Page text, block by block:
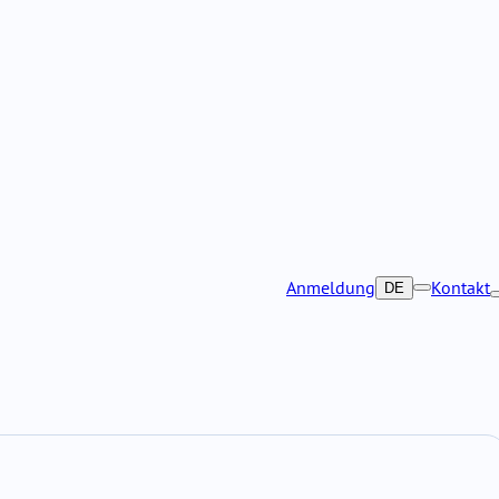
Anmeldung DE Kontakt